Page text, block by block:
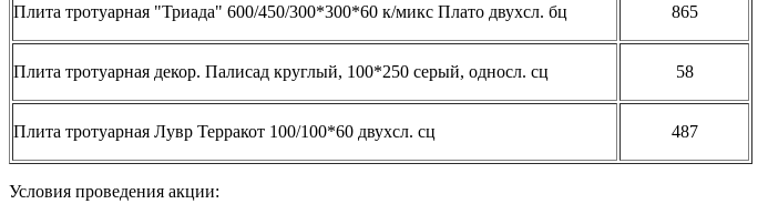
Плита тротуарная "Триада" 600/450/300*300*60 к/микс Плато двухсл. бц 865
Плита тротуарная декор. Палисад круглый, 100*250 серый, односл. сц 58
Плита тротуарная Лувр Терракот 100/100*60 двухсл. сц 487
Условия проведения акции: